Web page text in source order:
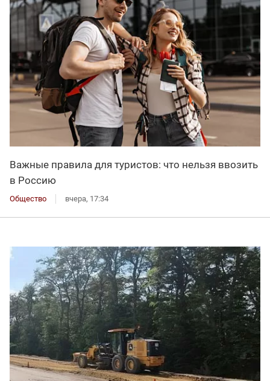
Важные правила для туристов: что нельзя ввозить
в Россию
Общество вчера, 17:34